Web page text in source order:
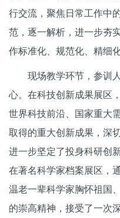
行交流，聚焦日常工作中
范，逐一解析，进一步夯
作标准化、规范化、精细
现场教学环节，参训
心。在科技创新成果展区
世界科技前沿、国家重大
取得的重大创新成果，深
进一步坚定了投身科研创
在著名科学家档案展区，
温老一辈科学家胸怀祖国
的崇高精神，接受了一次